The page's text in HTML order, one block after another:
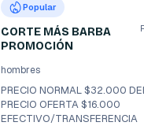
Popular
CORTE MÁS BARBA
PROMOCIÓN
hombres
PRECIO NORMAL $32.000
PRECIO OFERTA $16.000
EFECTIVO/TRANSFERENCIA